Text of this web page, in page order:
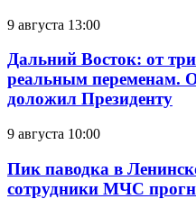
9 августа 13:00
Дальний Восток: от
реальным переменам.
доложил Президенту
9 августа 10:00
Пик паводка в
сотрудники МЧС